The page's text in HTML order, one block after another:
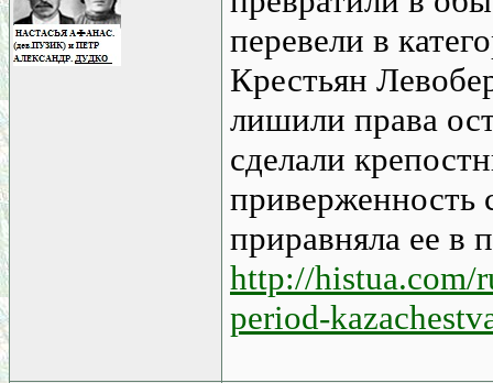
перевели в
Крестьян
лишили права
сделали
приверженность
приравняла ее в
http://histua.com/
period-